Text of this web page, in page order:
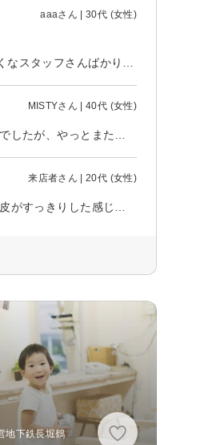
aaaさん | 30代 (女性)
MISTYさん | 40代 (女性)
来店者さん | 20代 (女性)
地下鉄長堀鶴